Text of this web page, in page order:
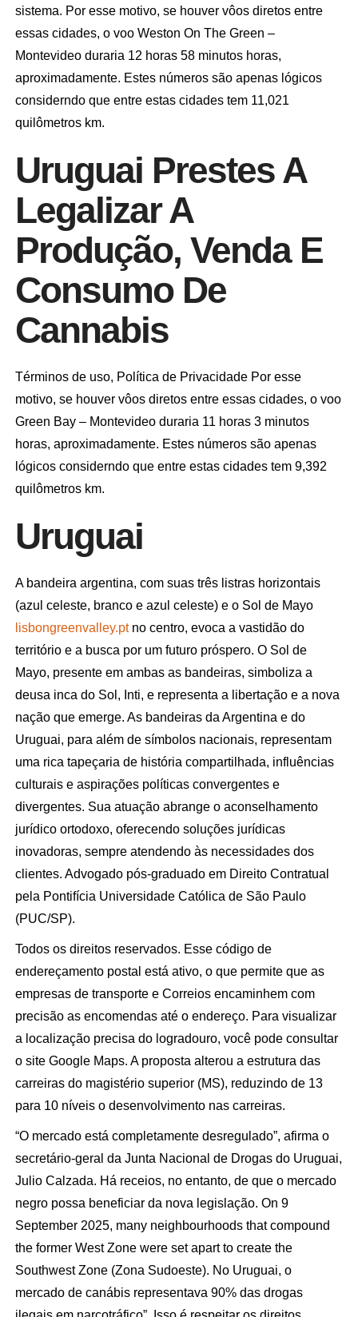
sistema. Por esse motivo, se houver vôos diretos entre
essas cidades, o voo Weston On The Green –
Montevideo duraria 12 horas 58 minutos horas,
aproximadamente. Estes números são apenas lógicos
considerndo que entre estas cidades tem 11,021
quilômetros km.
Uruguai Prestes A
Legalizar A
Produção, Venda E
Consumo De
Cannabis
Términos de uso, Política de Privacidade Por esse
motivo, se houver vôos diretos entre essas cidades, o voo
Green Bay – Montevideo duraria 11 horas 3 minutos
horas, aproximadamente. Estes números são apenas
lógicos considerndo que entre estas cidades tem 9,392
quilômetros km.
Uruguai
A bandeira argentina, com suas três listras horizontais
(azul celeste, branco e azul celeste) e o Sol de Mayo
lisbongreenvalley.ptno centro, evoca a vastidão do
território e a busca por um futuro próspero. O Sol de
Mayo, presente em ambas as bandeiras, simboliza a
deusa inca do Sol, Inti, e representa a libertação e a nova
nação que emerge. As bandeiras da Argentina e do
Uruguai, para além de símbolos nacionais, representam
uma rica tapeçaria de história compartilhada, influências
culturais e aspirações políticas convergentes e
divergentes. Sua atuação abrange o aconselhamento
jurídico ortodoxo, oferecendo soluções jurídicas
inovadoras, sempre atendendo às necessidades dos
clientes. Advogado pós-graduado em Direito Contratual
pela Pontifícia Universidade Católica de São Paulo
(PUC/SP).
Todos os direitos reservados. Esse código de
endereçamento postal está ativo, o que permite que as
empresas de transporte e Correios encaminhem com
precisão as encomendas até o endereço. Para visualizar
a localização precisa do logradouro, você pode consultar
o site Google Maps. A proposta alterou a estrutura das
carreiras do magistério superior (MS), reduzindo de 13
para 10 níveis o desenvolvimento nas carreiras.
“O mercado está completamente desregulado”, afirma o
secretário-geral da Junta Nacional de Drogas do Uruguai,
Julio Calzada. Há receios, no entanto, de que o mercado
negro possa beneficiar da nova legislação. On 9
September 2025, many neighbourhoods that compound
the former West Zone were set apart to create the
Southwest Zone (Zona Sudoeste). No Uruguai, o
mercado de canábis representava 90% das drogas